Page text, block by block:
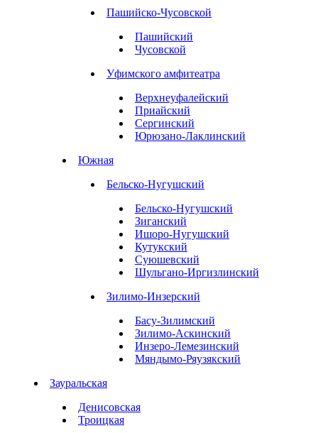
Пашийско-Чусовской
Пашийский
Чусовской
Уфимского амфитеатра
Верхнеуфалейский
Приайский
Сергинский
Юрюзано-Лаклинский
Южная
Бельско-Нугушский
Бельско-Нугушский
Зиганский
Ишоро-Нугушский
Кутукский
Суюшевский
Шульгано-Иргизлинский
Зилимо-Инзерский
Басу-Зилимский
Зилимо-Аскинский
Инзеро-Лемезинский
Мяндымо-Ряузякский
Зауральская
Денисовская
Троицкая